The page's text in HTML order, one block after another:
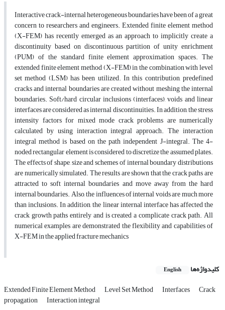
Interactive crack-internal heterogeneous boundaries have been of a great
concern to researchers and engineers. Extended finite element method
(X-FEM) has recently emerged as an approach to implicitly create a
discontinuity based on discontinuous partition of unity enrichment
(PUM) of the standard finite element approximation spaces. The
extended finite element method (X-FEM) in the combination with level
set method (LSM) has been utilized. In this contribution, predefined
cracks and internal boundaries are created without meshing the internal
boundaries. Soft/hard circular inclusions (interfaces), voids and linear
interfaces are considered as internal discontinuities. In addition, the stress
intensity factors for mixed mode crack problems are numerically
calculated by using interaction integral approach. The interaction
integral method is based on the path independent J-integral. The 4-
noded rectangular element is considered to discretize the assumed plates.
The effects of shape, size and schemes of internal boundary distributions
are numerically simulated. The results are shown that the crack paths are
attracted to soft internal boundaries and move away from the hard
internal boundaries. Also, the influences of internal voids are much more
than inclusions. In addition, the linear internal interface has affected the
crack growth paths entirely and is created a complicate crack path. All
numerical examples are demonstrated the flexibility and capabilities of
X-FEM in the applied fracture mechanics
کلیدواژه‌ها English
Extended Finite Element Method Level Set Method Interfaces Crack
propagation Interaction integral